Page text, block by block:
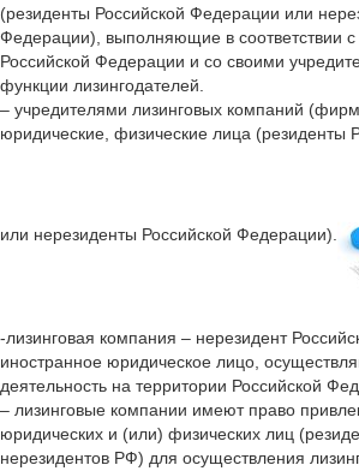
(резиденты Российской Федерации или
Федерации), выполняющие в соответствии с
Российской Федерации и со своими
функции лизингодателей.
– учредителями лизинговых компаний
юридические, физические лица (резиденты
или нерезиденты Российской Федерации).
-лизинговая компания – нерезидент
иностранное юридическое лицо,
деятельность на территории Российской
– лизинговые компании имеют право
юридических и (или) физических лиц
нерезидентов РФ) для осуществления